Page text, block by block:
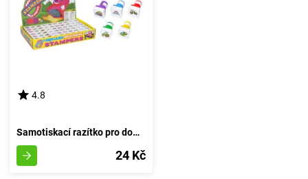
4.8
Samotiskací razítko pro domácí použití
24 Kč